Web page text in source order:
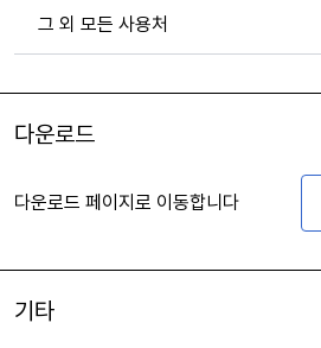
그 외 모든 사용처
다운로드
다운로드 페이지로 이동합니다
기타